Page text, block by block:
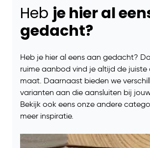
Heb je hier al
gedacht?
Heb je hier al eens aan gedacht?
ruime aanbod vind je altijd de juiste
maat. Daarnaast bieden we
varianten aan die aansluiten bij
Bekijk ook eens onze andere
meer inspiratie.